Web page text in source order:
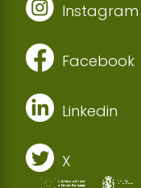
Instagram
Facebook
Linkedin
X